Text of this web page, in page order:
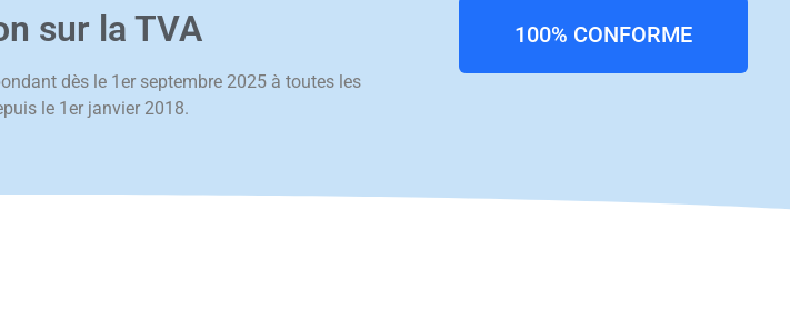
sur la TVA
dès le 1er septembre 2025 à toutes les
le 1er janvier 2018.
100% CONFORME